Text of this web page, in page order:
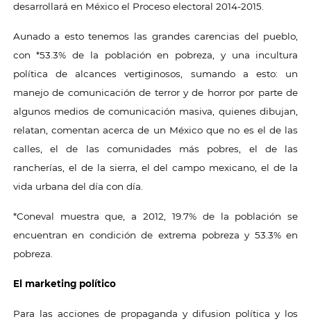
desarrollará en México el Proceso electoral 2014-2015.
Aunado a esto tenemos las grandes carencias del pueblo,
con *53.3% de la población en pobreza, y una incultura
política de alcances vertiginosos, sumando a esto: un
manejo de comunicación de terror y de horror por parte de
algunos medios de comunicación masiva, quienes dibujan,
relatan, comentan acerca de un México que no es el de las
calles, el de las comunidades más pobres, el de las
rancherías, el de la sierra, el del campo mexicano, el de la
vida urbana del día con día.
*Coneval muestra que, a 2012, 19.7% de la población se
encuentran en condición de extrema pobreza y 53.3% en
pobreza.
El marketing político
Para las acciones de propaganda y difusion política y los